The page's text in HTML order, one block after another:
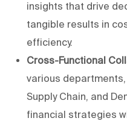
insights that drive
tangible results in
efficiency.
Cross-Functional
various
Supply Chain, and
financial strategies